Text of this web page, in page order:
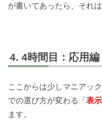
が書いてあったら、それは
4時間目：応用編
ここからは少しマニアッ
での選び方が変わる「 表
ます。